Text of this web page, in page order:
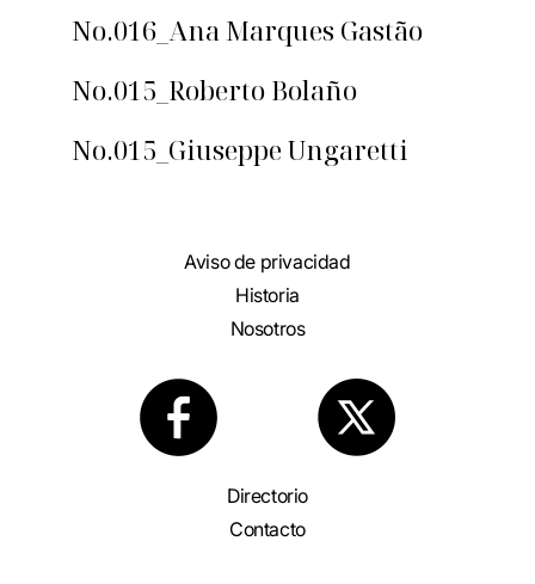
No.016_Ana Marques Gastão
No.015_Roberto Bolaño
No.015_Giuseppe Ungaretti
Aviso de privacidad
Historia
Nosotros
Directorio
Contacto